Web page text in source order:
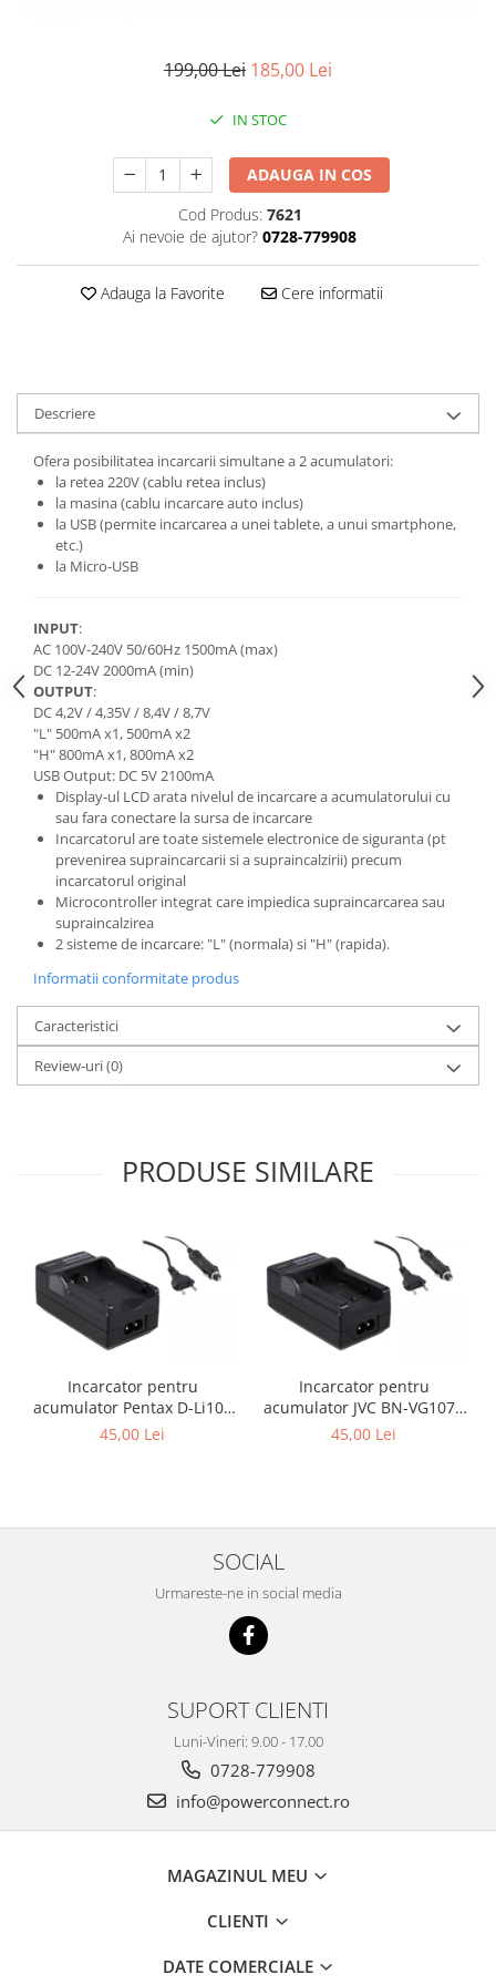
199,00 Lei 185,00 Lei
IN STOC
ADAUGA IN COS
Cod Produs: 7621
Ai nevoie de ajutor? 0728-779908
Adauga la Favorite Cere informatii
Descriere
Ofera posibilitatea incarcarii simultane a 2 acumulatori:
la retea 220V (cablu retea inclus)
la masina (cablu incarcare auto inclus)
la USB (permite incarcarea a unei tablete, a unui smartphone,
etc.)
la Micro-USB
INPUT:
AC 100V-240V 50/60Hz 1500mA (max)
DC 12-24V 2000mA (min)
OUTPUT:
DC 4,2V / 4,35V / 8,4V / 8,7V
"L" 500mA x1, 500mA x2
"H" 800mA x1, 800mA x2
USB Output: DC 5V 2100mA
Display-ul LCD arata nivelul de incarcare a acumulatorului cu
sau fara conectare la sursa de incarcare
Incarcatorul are toate sistemele electronice de siguranta (pt
prevenirea supraincarcarii si a supraincalzirii) precum
incarcatorul original
Microcontroller integrat care impiedica supraincarcarea sau
supraincalzirea
2 sisteme de incarcare: "L" (normala) si "H" (rapida).
Informatii conformitate produs
Caracteristici
Review-uri(0)
PRODUSE SIMILARE
Incarcator pentru
acumulator Pentax D-Li109
Patona
45,00 Lei
Incarcator pentru
acumulator JVC BN-VG107e
Patona
45,00 Lei
SOCIAL
Urmareste-ne in social media
SUPORT CLIENTI
Luni-Vineri: 9.00 - 17.00
0728-779908
info@powerconnect.ro
MAGAZINUL MEU
CLIENTI
DATE COMERCIALE